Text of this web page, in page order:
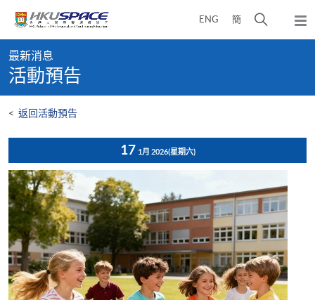
content
ENG 簡
開
彈
出
content
start
最新消息
活動預告
< 返回活動預告
17 1月 2026(星期六)